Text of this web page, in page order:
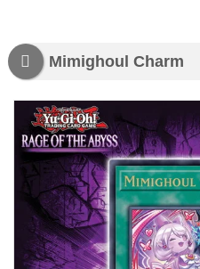
Mimighoul Charm